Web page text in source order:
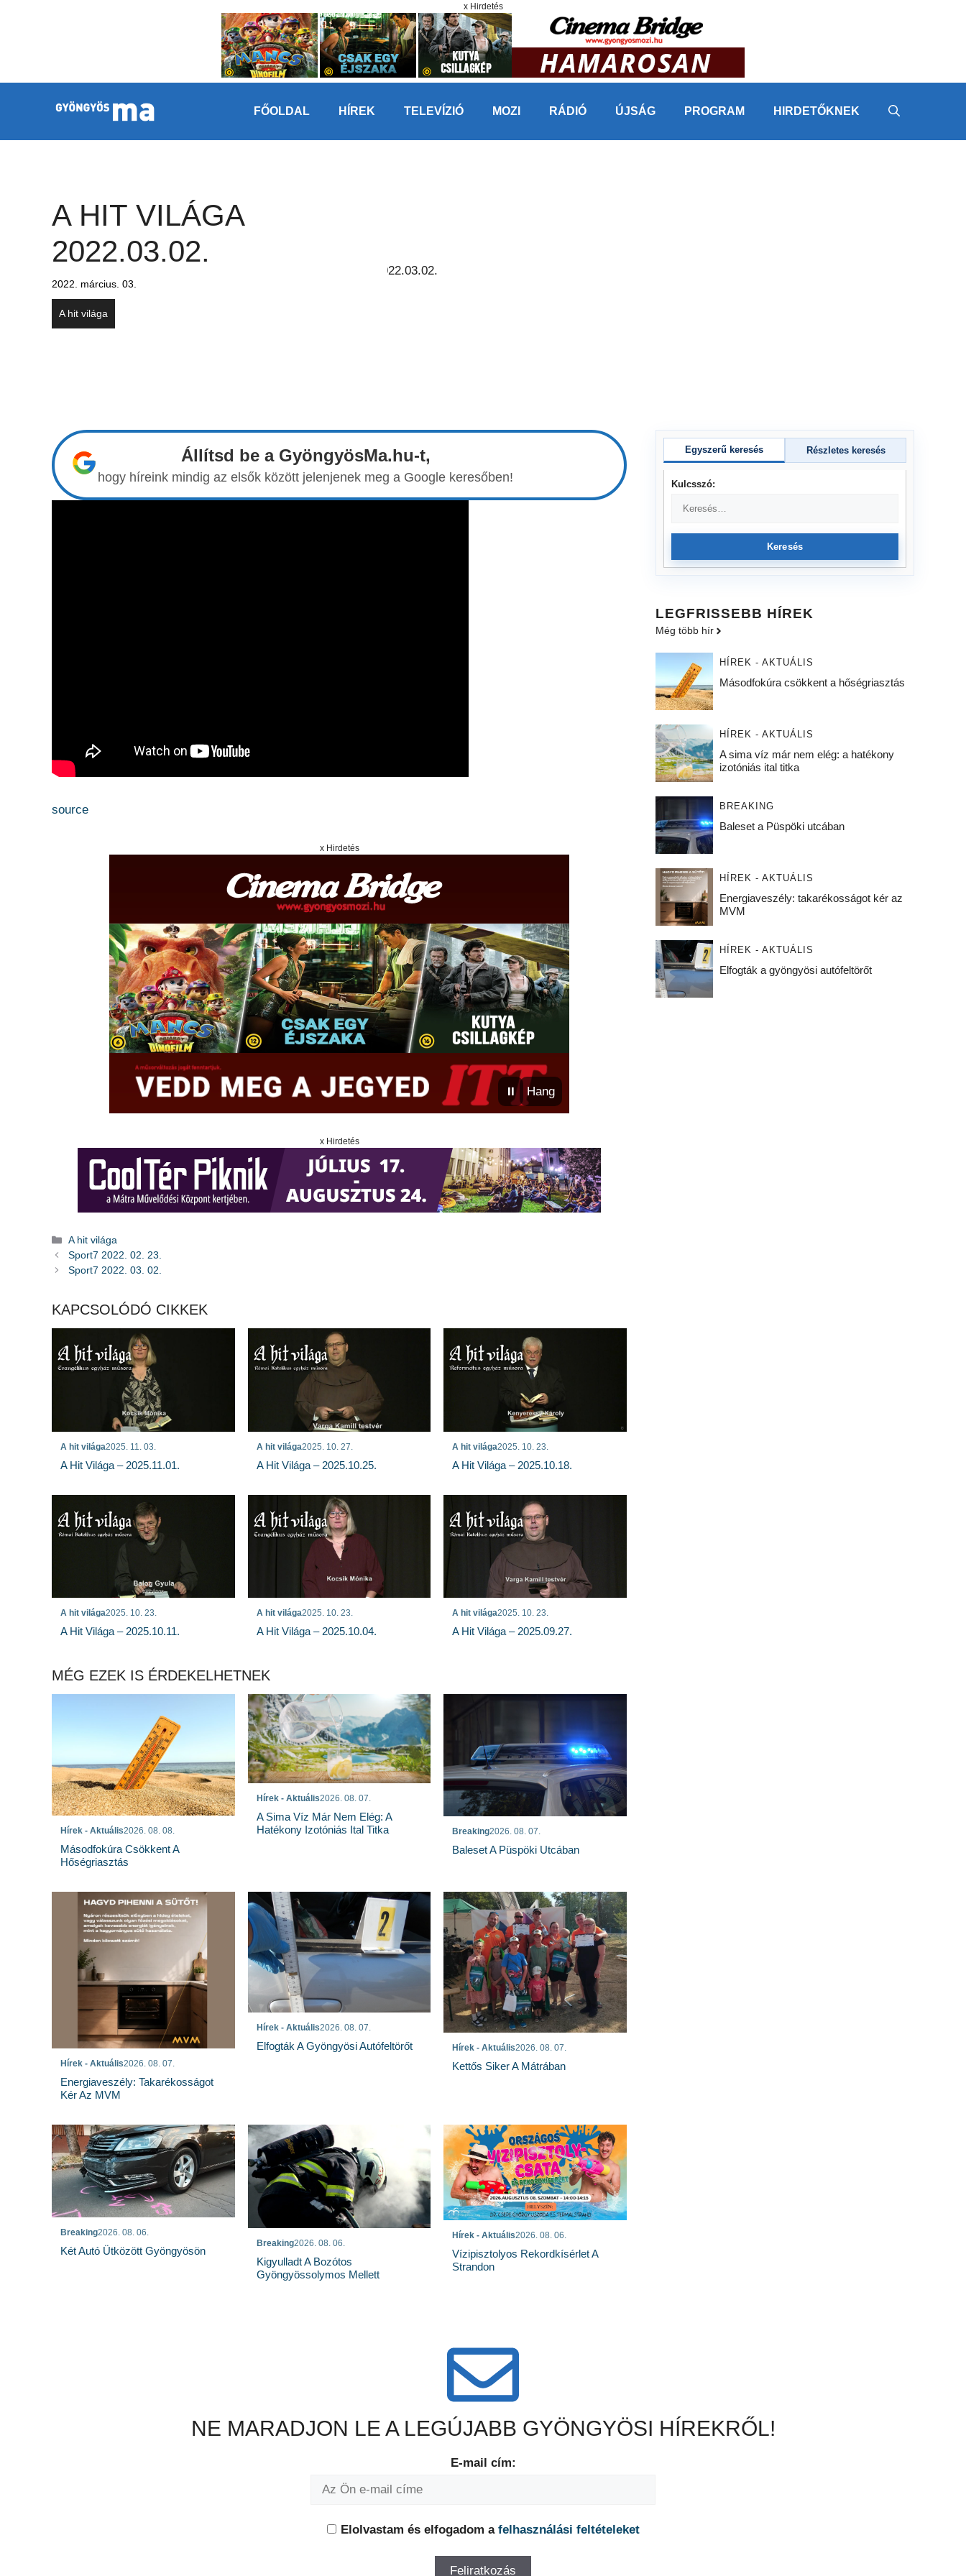
x Hirdetés
FŐOLDAL HÍREK TELEVÍZIÓ MOZI RÁDIÓ ÚJSÁG PROGRAM HIRDETŐKNEK
A HIT VILÁGA
2022.03.02.
2022. március. 03.
A hit világa
Állítsd be a GyöngyösMa.hu-t,
hogy híreink mindig az elsők között jelenjenek meg a Google keresőben!
source
x Hirdetés
⏸ Hang
x Hirdetés
Kategória
A hit világa
Sport7 2022. 02. 23.
Sport7 2022. 03. 02.
KAPCSOLÓDÓ CIKKEK
A hit világa2025. 11. 03.
A Hit Világa – 2025.11.01.
A hit világa2025. 10. 27.
A Hit Világa – 2025.10.25.
A hit világa2025. 10. 23.
A Hit Világa – 2025.10.18.
A hit világa2025. 10. 23.
A Hit Világa – 2025.10.11.
A hit világa2025. 10. 23.
A Hit Világa – 2025.10.04.
A hit világa2025. 10. 23.
A Hit Világa – 2025.09.27.
MÉG EZEK IS ÉRDEKELHETNEK
Hírek - Aktuális2026. 08. 08.
Másodfokúra Csökkent A
Hőségriasztás
Hírek - Aktuális2026. 08. 07.
A Sima Víz Már Nem Elég: A
Hatékony Izotóniás Ital Titka
Breaking2026. 08. 07.
Baleset A Püspöki Utcában
Hírek - Aktuális2026. 08. 07.
Energiaveszély: Takarékosságot
Kér Az MVM
Hírek - Aktuális2026. 08. 07.
Elfogták A Gyöngyösi Autófeltörőt Hírek - Aktuális2026. 08. 07.
Kettős Siker A Mátrában
Breaking2026. 08. 06.
Két Autó Ütközött Gyöngyösön
Breaking2026. 08. 06.
Kigyulladt A Bozótos
Gyöngyössolymos Mellett
Hírek - Aktuális2026. 08. 06.
Vízipisztolyos Rekordkísérlet A
Strandon
Egyszerű keresés Részletes keresés
Kulcsszó:
Keresés
LEGFRISSEBB HÍREK
Még több hír
HÍREK - AKTUÁLIS
Másodfokúra csökkent a hőségriasztás
HÍREK - AKTUÁLIS
A sima víz már nem elég: a hatékony
izotóniás ital titka
BREAKING
Baleset a Püspöki utcában
HÍREK - AKTUÁLIS
Energiaveszély: takarékosságot kér az
MVM
HÍREK - AKTUÁLIS
Elfogták a gyöngyösi autófeltörőt
NE MARADJON LE A LEGÚJABB GYÖNGYÖSI HÍREKRŐL!
E-mail cím:
Elolvastam és elfogadom a felhasználási feltételeket